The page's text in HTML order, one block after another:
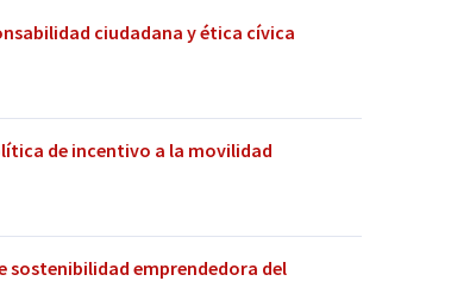
ciudadana y ética cívica
de incentivo a la movilidad
sostenibilidad emprendedora del